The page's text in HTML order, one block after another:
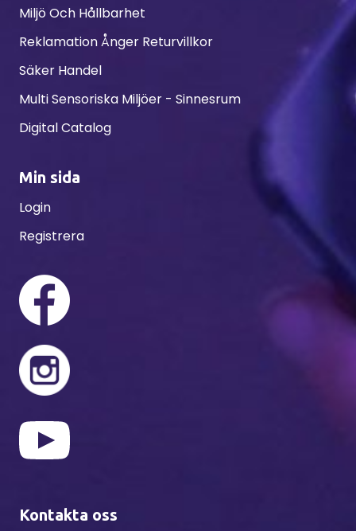
Miljö Och Hållbarhet
Reklamation Ånger Returvillkor
Säker Handel
Multi Sensoriska Miljöer - Sinnesrum
Digital Catalog
Min sida
Login
Registrera
Kontakta oss